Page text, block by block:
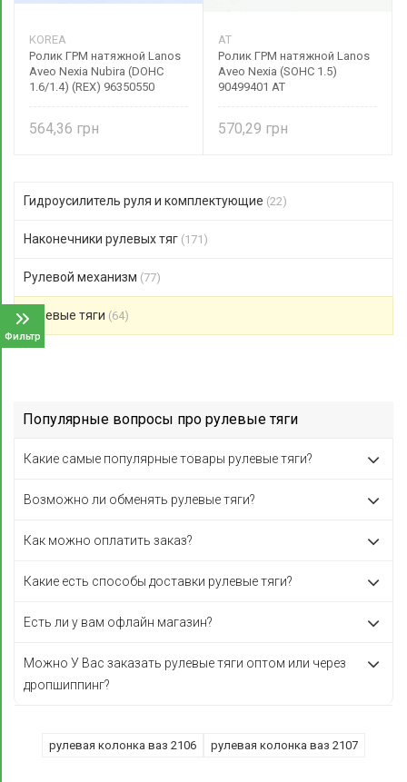
Фильтр
KOREA
Ролик ГРМ натяжной Lanos
Aveo Nexia Nubira (DOHC
1.6/1.4) (REX) 96350550
564,36
AT
Ролик ГРМ натяжной Lanos
Aveo Nexia (SOHC 1.5)
90499401 AT
570,29
Гидроусилитель руля и комплектующие (22)
Наконечники рулевых тяг (171)
Рулевой механизм (77)
Рулевые тяги (64)
Популярные вопросы про рулевые тяги
Какие самые популярные товары рулевые тяги?
Возможно ли обменять рулевые тяги?
Как можно оплатить заказ?
Какие есть способы доставки рулевые тяги?
Есть ли у вам офлайн магазин?
Можно У Вас заказать рулевые тяги оптом или через
дропшиппинг?
рулевая колонка ваз 2106 рулевая колонка ваз 2107